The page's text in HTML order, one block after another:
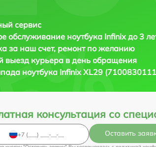
сервис
обслуживание ноутбука Infinix до 3
за наш счет, ремонт по желанию
выезд курьера в день обращения
ноутбука Infinix XL29
консультация со
Оставить